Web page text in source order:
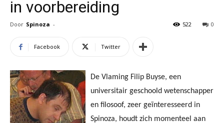
in voorbereiding
Door Spinoza - 0
522
Facebook Twitter
De Vlaming Filip Buyse, een
universitair geschoold wetenschapper
en filosoof, zeer geïnteresseerd in
Spinoza, houdt zich momenteel aan